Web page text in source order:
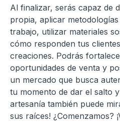
Al finalizar, serás capaz de
propia, aplicar
trabajo, utilizar materiales
cómo responden tus
creaciones. Podrás
oportunidades de venta y
un mercado que busca
tu momento de dar el salto
artesanía también puede
sus raíces! ¿Comenzamos?